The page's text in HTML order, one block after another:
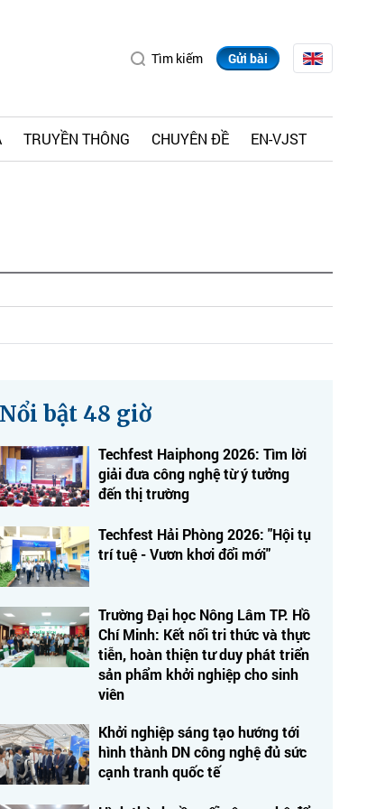
Tìm kiếm Gửi bài
TRUYỀN THÔNG CHUYÊN ĐỀ EN-VJST
Nổi bật 48 giờ
Techfest Haiphong 2026: Tìm lời
giải đưa công nghệ từ ý tưởng
đến thị trường
Techfest Hải Phòng 2026: "Hội tụ
trí tuệ - Vươn khơi đổi mới"
Trường Đại học Nông Lâm TP. Hồ
Chí Minh: Kết nối tri thức và thực
tiễn, hoàn thiện tư duy phát triển
sản phẩm khởi nghiệp cho sinh
viên
Khởi nghiệp sáng tạo hướng tới
hình thành DN công nghệ đủ sức
cạnh tranh quốc tế